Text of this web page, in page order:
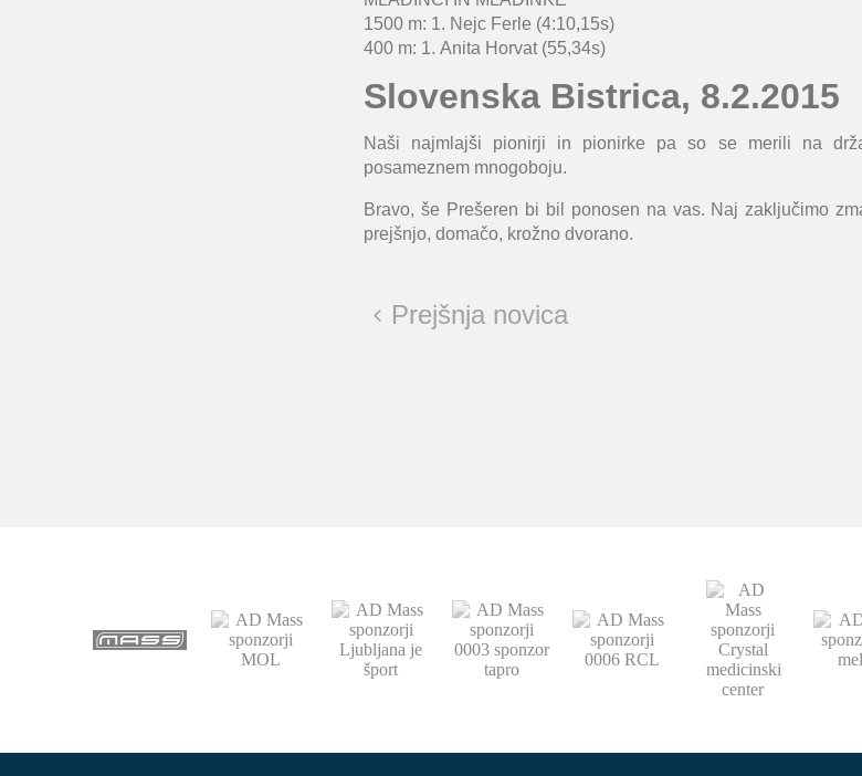
1500 m: 1. Nejc Ferle (4:10,15s)
400 m: 1. Anita Horvat(55,34s)
Slovenska Bistrica, 8.2.2015
Naši najmlajši pionirji in pionirke pa so se merili na
posameznem mnogoboju.
Bravo, še Prešeren bi bil ponosen na vas. Naj zaključimo
prejšnjo, domačo, krožno dvorano.
Prejšnja novica